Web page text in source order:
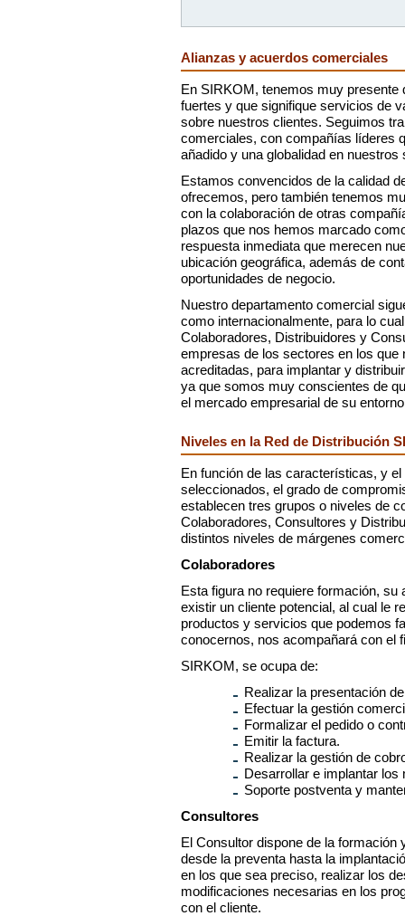
Alianzas y acuerdos comerciales
En SIRKOM, tenemos muy presente
fuertes y que signifique servicios de
sobre nuestros clientes. Seguimos
comerciales, con compañías líderes
añadido y una globalidad en nuestros
Estamos convencidos de la calidad
ofrecemos, pero también tenemos
con la colaboración de otras
plazos que nos hemos marcado
respuesta inmediata que merecen
ubicación geográfica, además de
oportunidades de negocio.
Nuestro departamento comercial
como internacionalmente, para lo
Colaboradores, Distribuidores y
empresas de los sectores en los
acreditadas, para implantar y
ya que somos muy conscientes de
el mercado empresarial de su
Niveles en la Red de Distribución
En función de las características, y
seleccionados, el grado de
establecen tres grupos o niveles de
Colaboradores, Consultores y
distintos niveles de márgenes
Colaboradores
Esta figura no requiere formación,
existir un cliente potencial, al cual le
productos y servicios que podemos
conocernos, nos acompañará con el
SIRKOM, se ocupa de:
Realizar la presentación
Efectuar la gestión
Formalizar el pedido o
Emitir la factura.
Realizar la gestión de
Desarrollar e implantar los
Soporte postventa y
Consultores
El Consultor dispone de la
desde la preventa hasta la
en los que sea preciso, realizar los
modificaciones necesarias en los
con el cliente.